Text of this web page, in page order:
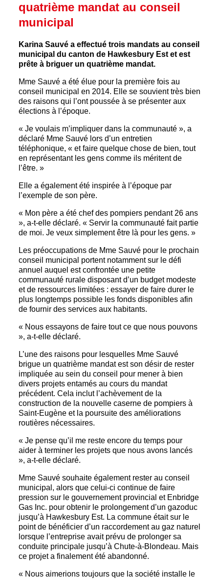
quatrième mandat au conseil
municipal
Karina Sauvé a effectué trois mandats au conseil
municipal du canton de Hawkesbury Est et est
prête à briguer un quatrième mandat.
Mme Sauvé a été élue pour la première fois au
conseil municipal en 2014. Elle se souvient très bien
des raisons qui l’ont poussée à se présenter aux
élections à l’époque.
« Je voulais m’impliquer dans la communauté », a
déclaré Mme Sauvé lors d’un entretien
téléphonique, « et faire quelque chose de bien, tout
en représentant les gens comme ils méritent de
l’être. »
Elle a également été inspirée à l’époque par
l’exemple de son père.
« Mon père a été chef des pompiers pendant 26 ans
», a-t-elle déclaré. « Servir la communauté fait partie
de moi. Je veux simplement être là pour les gens. »
Les préoccupations de Mme Sauvé pour le prochain
conseil municipal portent notamment sur le défi
annuel auquel est confrontée une petite
communauté rurale disposant d’un budget modeste
et de ressources limitées : essayer de faire durer le
plus longtemps possible les fonds disponibles afin
de fournir des services aux habitants.
« Nous essayons de faire tout ce que nous pouvons
», a-t-elle déclaré.
L’une des raisons pour lesquelles Mme Sauvé
brigue un quatrième mandat est son désir de rester
impliquée au sein du conseil pour mener à bien
divers projets entamés au cours du mandat
précédent. Cela inclut l’achèvement de la
construction de la nouvelle caserne de pompiers à
Saint-Eugène et la poursuite des améliorations
routières nécessaires.
« Je pense qu’il me reste encore du temps pour
aider à terminer les projets que nous avons lancés
», a-t-elle déclaré.
Mme Sauvé souhaite également rester au conseil
municipal, alors que celui-ci continue de faire
pression sur le gouvernement provincial et Enbridge
Gas Inc. pour obtenir le prolongement d’un gazoduc
jusqu’à Hawkesbury Est. La commune était sur le
point de bénéficier d’un raccordement au gaz naturel
lorsque l’entreprise avait prévu de prolonger sa
conduite principale jusqu’à Chute-à-Blondeau. Mais
ce projet a finalement été abandonné.
« Nous aimerions toujours que la société installe le